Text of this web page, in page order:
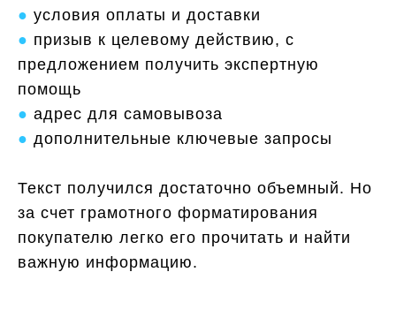
● условия оплаты и доставки
● призыв к целевому действию, с
предложением получить экспертную
помощь
● адрес для самовывоза
● дополнительные ключевые запросы
Текст получился достаточно объемный. Но
за счет грамотного форматирования
покупателю легко его прочитать и найти
важную информацию.